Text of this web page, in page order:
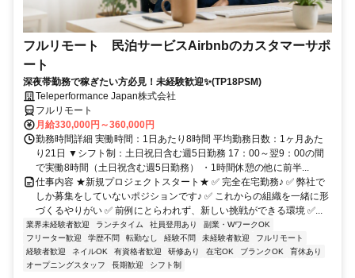
フルリモート 民泊サービスAirbnbのカスタマーサポ
ート
深夜帯勤務で稼ぎたい方必見！未経験歓迎✨(TP18PSM)
Teleperformance Japan株式会社
フルリモート
月給330,000円～360,000円
勤務時間詳細 実働時間：1日あたり8時間 平均勤務日数：1ヶ月あた
り21日 ▼シフト制：土日祝日含む週5日勤務 17：00～翌9：00の間
で実働8時間（土日祝含む週5日勤務） ・1時間休憩の他に前半...
仕事内容 ★新規プロジェクトスタート★ ✅ 完全在宅勤務♪ ✅ 弊社で
しか募集をしていないポジションです♪ ✅ これからの組織を一緒に形
づくるやりがい ✅ 前例にとらわれず、新しい挑戦ができる環境 ✅...
業界未経験者歓迎 ランチタイム 社員登用あり
副業・WワークOK
フリーター歓迎
学歴不問 転勤なし 経験不問 未経験者歓迎
フルリモート
経験者歓迎
ネイルOK 有資格者歓迎 研修あり 在宅OK ブランクOK
育休あり
オープニングスタッフ
長期歓迎 シフト制